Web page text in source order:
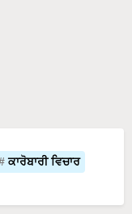
ਕਾਰੋਬਾਰੀ ਵਿਚਾਰ